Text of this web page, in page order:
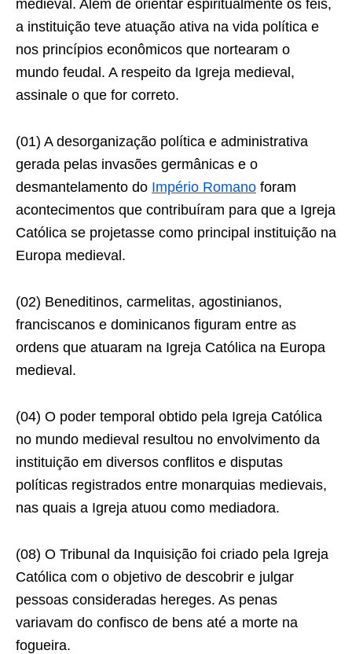
medieval. Além de orientar espiritualmente os féis,
a instituição teve atuação ativa na vida política e
nos princípios econômicos que nortearam o
mundo feudal. A respeito da Igreja medieval,
assinale o que for correto.
(01) A desorganização política e administrativa
gerada pelas invasões germânicas e o
desmantelamento do Império Romano foram
acontecimentos que contribuíram para que a Igreja
Católica se projetasse como principal instituição na
Europa medieval.
(02) Beneditinos, carmelitas, agostinianos,
franciscanos e dominicanos figuram entre as
ordens que atuaram na Igreja Católica na Europa
medieval.
(04) O poder temporal obtido pela Igreja Católica
no mundo medieval resultou no envolvimento da
instituição em diversos conﬂitos e disputas
políticas registrados entre monarquias medievais,
nas quais a Igreja atuou como mediadora.
(08) O Tribunal da Inquisição foi criado pela Igreja
Católica com o objetivo de descobrir e julgar
pessoas consideradas hereges. As penas
variavam do confisco de bens até a morte na
fogueira.